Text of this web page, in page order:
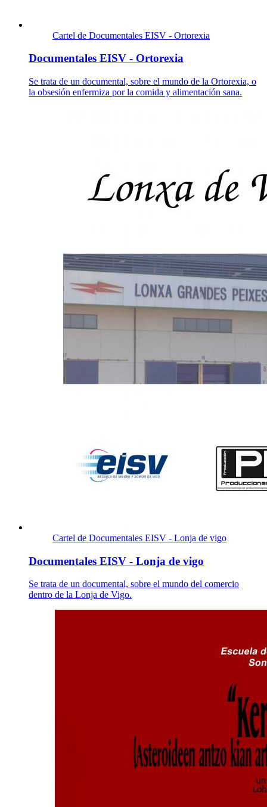
Cartel de Documentales EISV - Ortorexia
Documentales EISV - Ortorexia
Se trata de un documental, sobre el mundo de la Ortorexia, o
la obsesión enfermiza por la comida y alimentación sana.
Cartel de Documentales EISV - Lonja de vigo
Documentales EISV - Lonja de vigo
Se trata de un documental, sobre el mundo del comercio
dentro de la Lonja de Vigo.